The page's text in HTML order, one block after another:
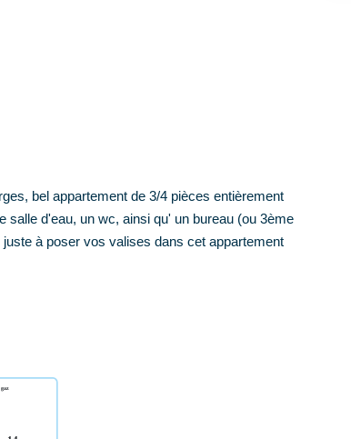
bel appartement de 3/4 pièces entièrement
salle d'eau, un wc, ainsi qu' un bureau (ou 3ème
à poser vos valises dans cet appartement